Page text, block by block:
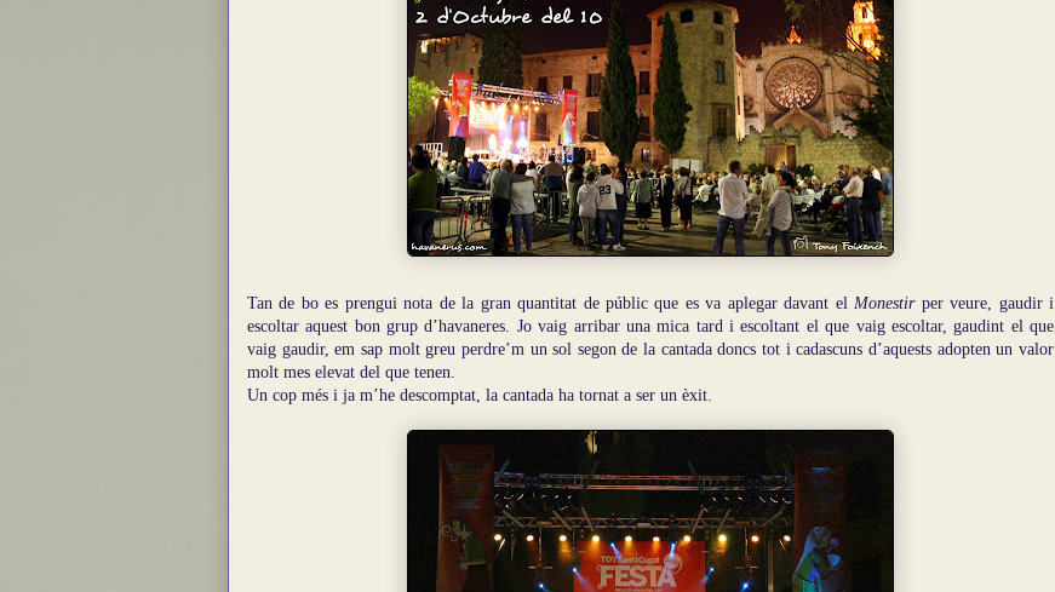
Tan de bo es prengui nota de la gran quantitat de públic que es va aplegar davant elMonestirper veure, gaudir i
escoltar aquest bon grup d’havaneres. Jo vaig arribar una mica tard i escoltant el que vaig escoltar, gaudint el que
vaig gaudir, em sap molt greu perdre’m un sol segon de la cantada doncs tot i cadascuns d’aquests adopten un valor
molt mes elevat del que tenen.
Un cop més i ja m’he descomptat, la cantada ha tornat a ser un èxit.